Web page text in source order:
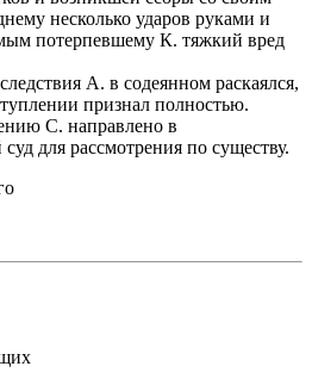
несколько ударов руками и
потерпевшему К. тяжкий вред
А. в содеянном раскаялся,
признал полностью.
С. направлено в
для рассмотрения по существу.